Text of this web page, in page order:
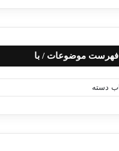
فهرست موضوعات / با